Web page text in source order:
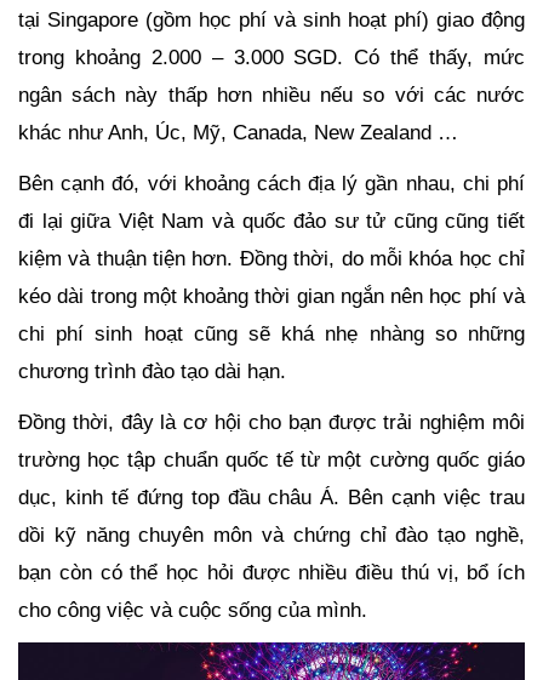
tại Singapore (gồm học phí và sinh hoạt phí) giao động
trong khoảng 2.000 – 3.000 SGD. Có thể thấy, mức
ngân sách này thấp hơn nhiều nếu so với các nước
khác như Anh, Úc, Mỹ, Canada, New Zealand …
Bên cạnh đó, với khoảng cách địa lý gần nhau, chi phí
đi lại giữa Việt Nam và quốc đảo sư tử cũng cũng tiết
kiệm và thuận tiện hơn. Đồng thời, do mỗi khóa học chỉ
kéo dài trong một khoảng thời gian ngắn nên học phí và
chi phí sinh hoạt cũng sẽ khá nhẹ nhàng so những
chương trình đào tạo dài hạn.
Đồng thời, đây là cơ hội cho bạn được trải nghiệm môi
trường học tập chuẩn quốc tế từ một cường quốc giáo
dục, kinh tế đứng top đầu châu Á. Bên cạnh việc trau
dồi kỹ năng chuyên môn và chứng chỉ đào tạo nghề,
bạn còn có thể học hỏi được nhiều điều thú vị, bổ ích
cho công việc và cuộc sống của mình.